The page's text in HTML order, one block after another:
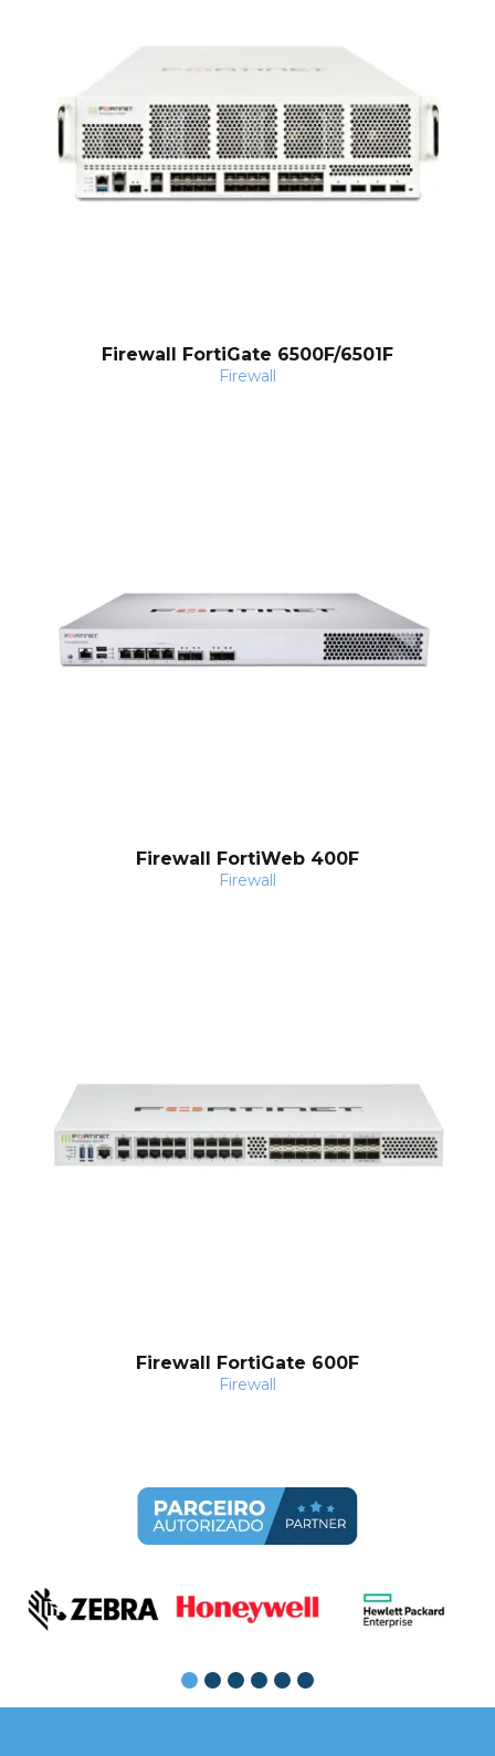
Firewall FortiGate 6500F/6501F
Firewall
Firewall FortiWeb 400F
Firewall
Firewall FortiGate 600F
Firewall